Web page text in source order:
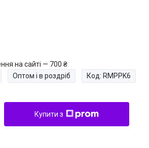
на сайті — 700 ₴
Оптом і в роздріб Код: RMPPK6
Купити з